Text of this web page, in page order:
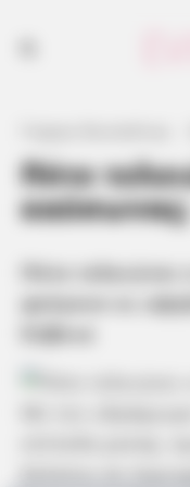
Πότε
καύσωνας;
φεύγουν οι
Κελσίου σε